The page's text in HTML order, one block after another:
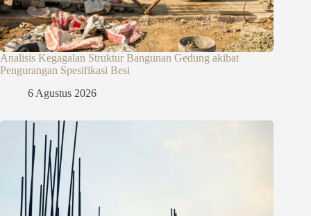
Analisis Kegagalan Struktur Bangunan Gedung akibat
Pengurangan Spesifikasi Besi
6 Agustus 2026